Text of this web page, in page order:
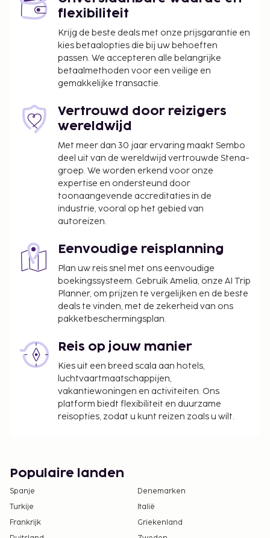
flexibiliteit
Krijg de beste deals met onze prijsgarantie en
kies betaalopties die bij uw behoeften
passen. We accepteren alle belangrijke
betaalmethoden voor een veilige en
gemakkelijke transactie.
Vertrouwd door reizigers
wereldwijd
Met meer dan 30 jaar ervaring maakt Sembo
deel uit van de wereldwijd vertrouwde Stena-
groep. We worden erkend voor onze
expertise en ondersteund door
toonaangevende accreditaties in de
industrie, vooral op het gebied van
autoreizen.
Eenvoudige reisplanning
Plan uw reis snel met ons eenvoudige
boekingssysteem. Gebruik Amelia, onze AI Trip
Planner, om prijzen te vergelijken en de beste
deals te vinden, met de zekerheid van ons
pakketbeschermingsplan.
Reis op jouw manier
Kies uit een breed scala aan hotels,
luchtvaartmaatschappijen,
vakantiewoningen en activiteiten. Ons
platform biedt flexibiliteit en duurzame
reisopties, zodat u kunt reizen zoals u wilt.
Populaire landen
Spanje
Denemarken
Turkije
Italië
Frankrijk
Griekenland